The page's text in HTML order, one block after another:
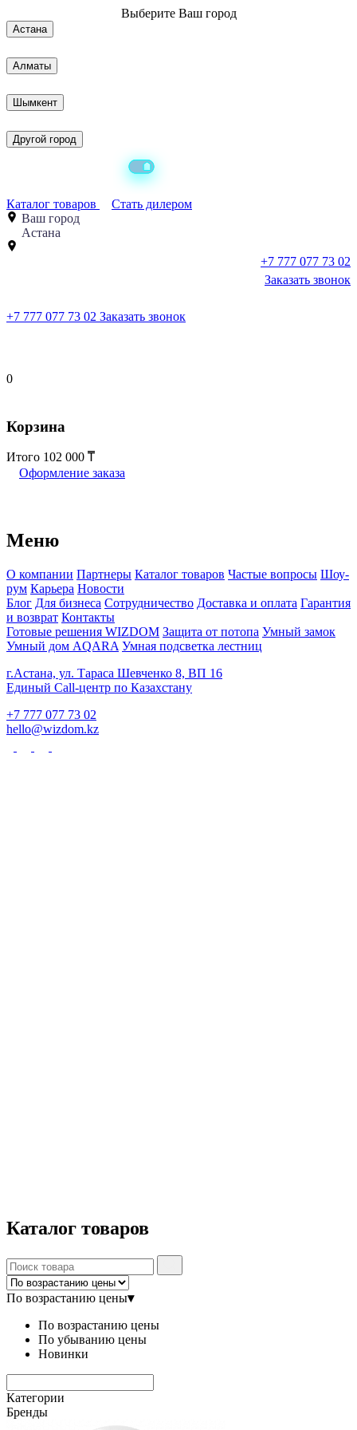
Выберите Ваш город
Астана
Алматы
Шымкент
Другой город
Каталог товаров
Стать дилером
Ваш город
Астана
+7 777 077 73 02
Заказать звонок
+7 777 077 73 02 Заказать звонок
0
Корзина
Итого 102 000
Оформление заказа
Меню
О компании Партнеры Каталог товаров Частые вопросы Шоу-
рум Карьера Новости
Блог Для бизнеса Сотрудничество Доставка и оплата Гарантия
и возврат Контакты
Готовые решения WIZDOM Защита от потопа Умный замок
Умный дом AQARA Умная подсветка лестниц
г.Астана, ул. Тараса Шевченко 8, ВП 16
Единый Call-центр по Казахстану
+7 777 077 73 02
hello@wizdom.kz
Каталог товаров
По возрастанию цены▾
По возрастанию цены
По убыванию цены
Новинки
Категории
Бренды